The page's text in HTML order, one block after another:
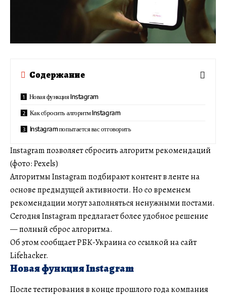
Содержание
Новая функция Instagram
Как сбросить алгоритм Instagram
Instagram попытается вас отговорить
Instagram позволяет сбросить алгоритм рекомендаций
(фото: Pexels)
Алгоритмы Instagram подбирают контент в ленте на
основе предыдущей активности. Но со временем
рекомендации могут заполняться ненужными постами.
Сегодня Instagram предлагает более удобное решение
— полный сброс алгоритма.
Об этом сообщает РБК-Украина со ссылкой на сайт
Lifehacker.
Новая функция Instagram
После тестирования в конце прошлого года компания